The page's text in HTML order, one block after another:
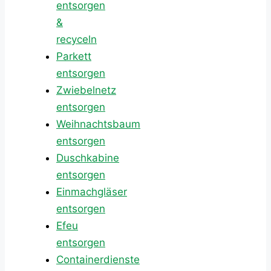
entsorgen
&
recyceln
Parkett
entsorgen
Zwiebelnetz
entsorgen
Weihnachtsbaum
entsorgen
Duschkabine
entsorgen
Einmachgläser
entsorgen
Efeu
entsorgen
Containerdienste